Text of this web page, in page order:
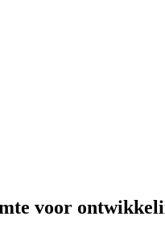
voor